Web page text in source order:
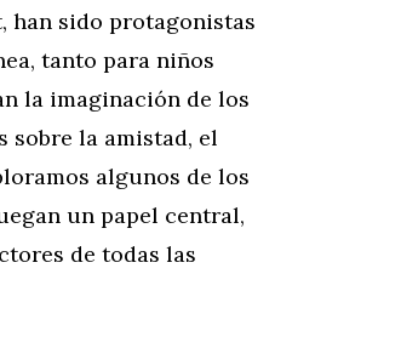
han sido protagonistas
tanto para niños
la imaginación de los
sobre la amistad, el
algunos de los
un papel central,
de todas las